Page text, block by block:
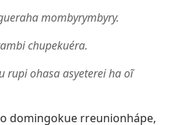
mombyrymbyry.
chupekuéra.
rupi ohasa asyeterei ha oĩ
domingokue rreunionhápe,